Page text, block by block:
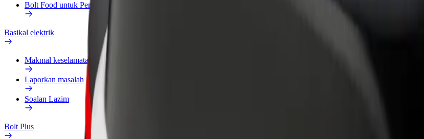
Bolt Food untuk Perniagaan
Basikal elektrik
Makmal keselamatan
Laporkan masalah
Soalan Lazim
Bolt Plus